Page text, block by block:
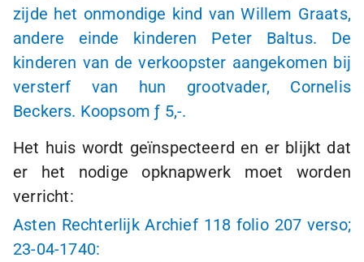
zijde het onmondige kind van Willem Graats,
andere einde kinderen Peter Baltus. De
kinderen van de verkoopster aangekomen bij
versterf van hun grootvader, Cornelis
Beckers. Koopsomƒ 5,-.
Het huis wordt geïnspecteerd en er blijkt dat
er het nodige opknapwerk moet worden
verricht:
Asten Rechterlijk Archief 118 folio 207 verso;
23-04-1740: